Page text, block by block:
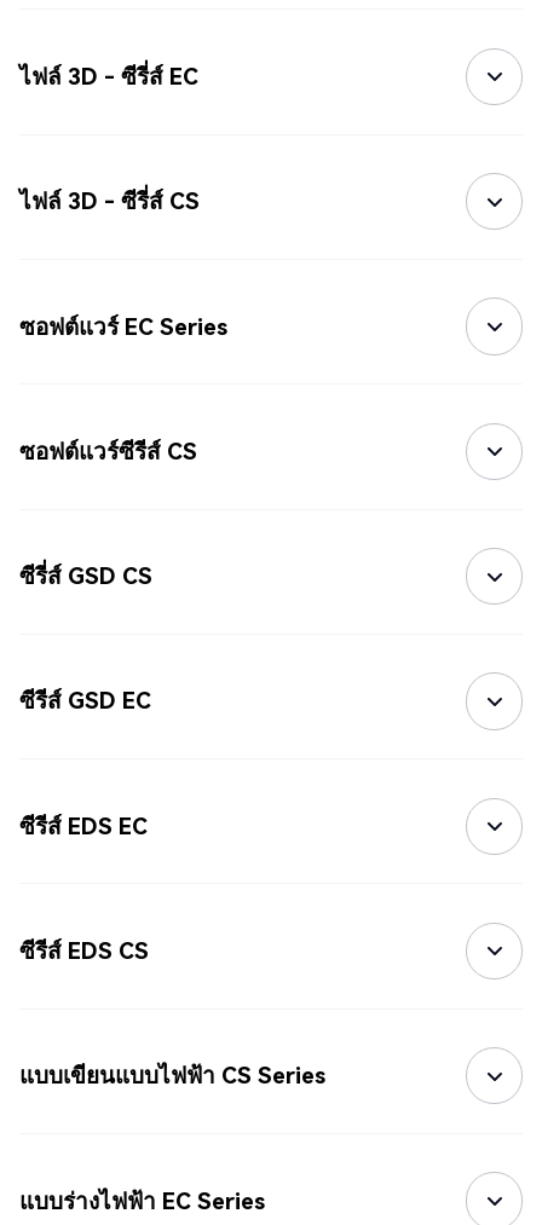
ไฟล์ 3D - ซีรี่ส์ EC
ไฟล์ 3D - ซีรี่ส์ CS
ซอฟต์แวร์ EC Series
ซอฟต์แวร์ซีรีส์ CS
ซีรี่ส์ GSD CS
ซีรีส์ GSD EC
ซีรีส์ EDS EC
ซีรีส์ EDS CS
แบบเขียนแบบไฟฟ้า CS Series
แบบร่างไฟฟ้า EC Series